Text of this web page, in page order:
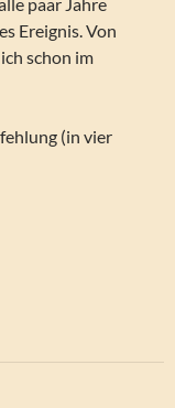
Ereignis. Von
schon im
(in vier